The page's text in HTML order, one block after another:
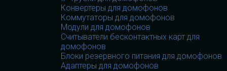
Конвертеры для домофонов
Коммутаторы для домофонов
Модули для домофонов
Считыватели бесконтактных карт для
домофонов
Блоки резервного питания для домофонов
Адаптеры для домофонов